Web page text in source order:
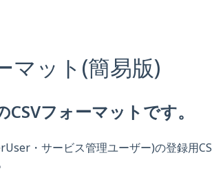
マット(簡易版)
フォーマットです。
・サービス管理ユーザー)の登録用CS